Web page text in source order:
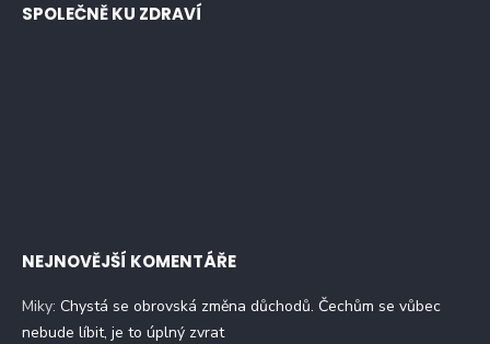
SPOLEČNĚ KU ZDRAVÍ
NEJNOVĚJŠÍ KOMENTÁŘE
Miky: Chystá se obrovská změna důchodů. Čechům se vůbec
nebude líbit, je to úplný zvrat